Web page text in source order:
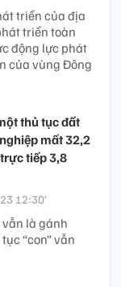
triển của địa
triển toàn
động lực phát
của vùng Đông
thủ tục đất
mất 32,2
tiếp 3,8
12:30’
là gánh
“con” vẫn